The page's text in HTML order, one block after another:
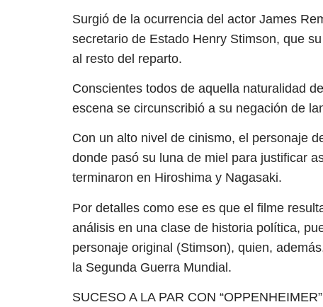
Surgió de la ocurrencia del actor James
secretario de Estado Henry Stimson, que
al resto del reparto.
Conscientes todos de aquella naturalidad
escena se circunscribió a su negación de
Con un alto nivel de cinismo, el personaje
donde pasó su luna de miel para justificar
terminaron en Hiroshima y Nagasaki.
Por detalles como ese es que el filme
análisis en una clase de historia política,
personaje original (Stimson), quien,
la Segunda Guerra Mundial.
SUCESO A LA PAR CON